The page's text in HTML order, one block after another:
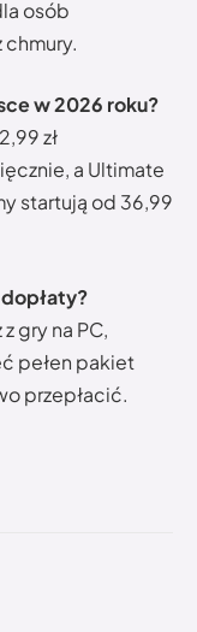
osób
chmury.
w 2026 roku?
zł
a Ultimate
startują od 36,99
gry na PC,
pełen pakiet
przepłacić.